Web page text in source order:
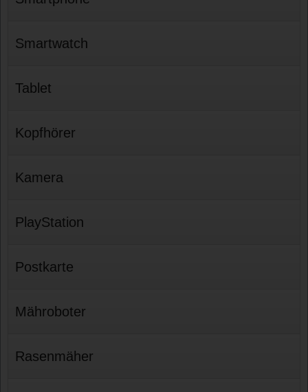
Smartwatch
Tablet
Kopfhörer
Kamera
PlayStation
Postkarte
Mähroboter
Rasenmäher